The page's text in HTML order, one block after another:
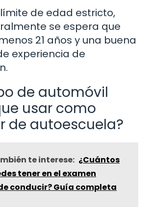
de edad estricto,
se espera que
21 años y una buena
experiencia de
de automóvil
usar como
de autoescuela?
te interese: ¿Cuántos
tener en el examen
conducir? Guía completa